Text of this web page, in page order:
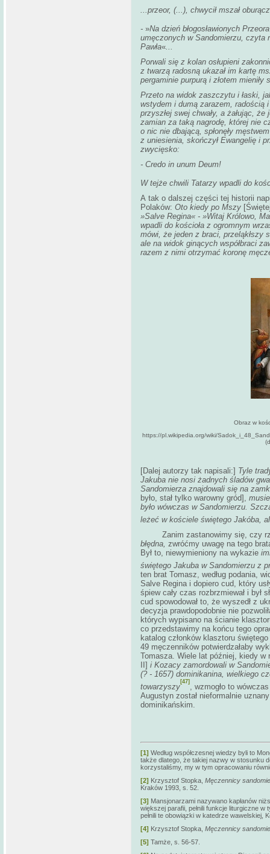
...przeor, (...), chwycił mszał
­- »Na dzień błogosławionych
umęczonych w Sandomierzu, czyta
Pawła«...
Porwali się z kolan osłupieni
z twarzą radosną ukazał im kartę
pergaminie purpurą i złotem mieniły
Przeto na widok zaszczytu i łaski,
wstydem i dumą zarazem, radością
przyszłej swej chwały, a żałując,
zamian za taką nagrodę, której nie
o nic nie dbającą, spłonęły
z uniesienia, skończył Ewangelię i
zwycięsko:
- Credo in unum Deum!
W tejże chwili Tatarzy wpadli do
A tak o dalszej części tej historii
Polaków: Oto kiedy po Mszy
»Salve Regina« - »Witaj Królowo,
wpadli do kościoła z ogromnym
mówi, że jeden z braci, przeląkłszy
ale na widok ginących współbraci
razem z nimi otrzymać koronę
Obraz w
https://pl.wikipedia.org/wiki/
[Dalej autorzy tak napisali:] Tyle
Jakuba nie nosi żadnych śladów
Sandomierza znajdowali się na
było, stał tylko warowny gród],
było wówczas w Sandomierzu.
leżeć w kościele świętego Jakóba,
Zanim zastanowimy się, czy
błędna, zwróćmy uwagę na tego
Był to, niewymieniony na wykazie
świętego Jakuba w Sandomierzu z
ten brat Tomasz, według podania,
Salve Regina i dopiero cud, który
śpiew cały czas rozbrzmiewał i
cud spowodował to, że wyszedł z
decyzja prawdopodobnie nie
których wypisano na ścianie
co przedstawimy na końcu tego
katalog członków klasztoru
49 męczenników potwierdzałaby
Tomasza. Wiele lat później, kiedy w
II] i Kozacy zamordowali w
(? - 1657) dominikanina, wielkiego
towarzyszy
[47]
, wzmogło to
Augustyn został nieformalnie
dominikańskim.
[1] Według współczesnej wiedzy byli to
także dlatego, że takiej nazwy w stosunku
korzystaliśmy, my w tym opracowaniu
[2] Krzysztof Stopka, Męczennicy
Kraków 1993, s. 52.
[3] Mansjonarzami nazywano kapłanów
większej parafii, pełnili funkcje liturgiczne
pełnili te obowiązki w katedrze wawelskiej,
[4] Krzysztof Stopka, Męczennicy
[5] Tamże, s. 56-57.